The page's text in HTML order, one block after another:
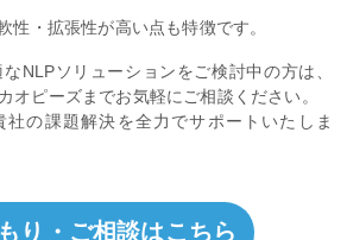
の鮮度や網羅性に限界がありましたが、
り正確で最新の回答が期待できます。
ジネスシーンでもカスタマイズ性や信頼
現でき、業務効率化にも大きく貢献しま
性・拡張性が高い点も特徴です。
なNLPソリューションをご検討中の方は、
オピーズまでお気軽にご相談ください。